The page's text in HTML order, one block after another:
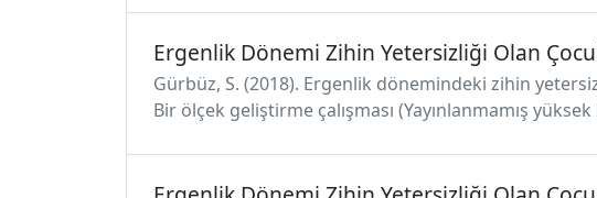
Ergenlik Dönemi Zihin Yetersizliği Olan
Gürbüz, S. (2018). Ergenlik dönemindeki zihin
Bir ölçek geliştirme çalışması (Yayınlanmamış